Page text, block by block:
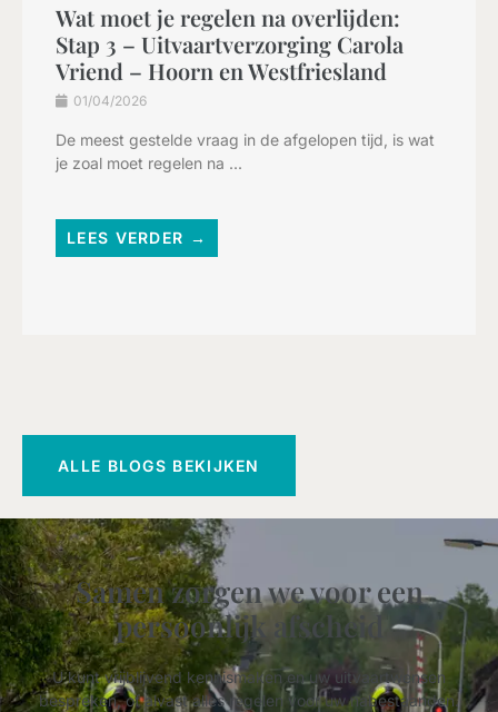
Wat moet je regelen na overlijden:
Stap 3 – Uitvaartverzorging Carola
Vriend – Hoorn en Westfriesland
01/04/2026
De meest gestelde vraag in de afgelopen tijd, is wat
je zoal moet regelen na ...
LEES VERDER →
ALLE BLOGS BEKIJKEN
Samen zorgen we voor een
persoonlijk afscheid
U kunt vrijblijvend kennismaken en uw uitvaartwensen
bespreken, of alvast alles regelen voor uw nabestaanden.